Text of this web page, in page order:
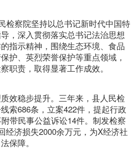
察院坚持以总书记新时代中国特
，深入贯彻落实总书记法治思想
指示精神，围绕生态环境、食品
护、英烈荣誉保护等重点领域，
职责，取得显著工作成效。
稳步提升。三年来，县人民检
索686条，立案422件，提起行政
带民事公益诉讼14件。制发检察
经济损失2000余万元，为X经济社
保障。